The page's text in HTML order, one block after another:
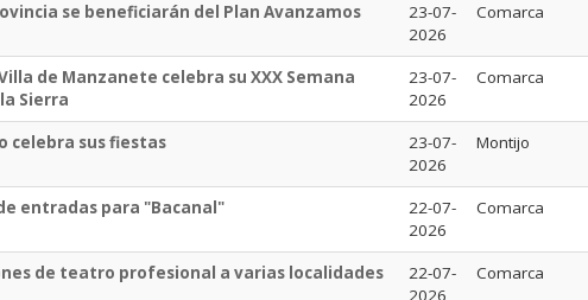
se beneficiarán del Plan Avanzamos
23-07-
2026
Comarca
de Manzanete celebra su XXX Semana
Sierra
23-07-
2026
Comarca
celebra sus fiestas
23-07-
2026
Montijo
entradas para "Bacanal"
22-07-
2026
Comarca
de teatro profesional a varias localidades
22-07-
Comarca